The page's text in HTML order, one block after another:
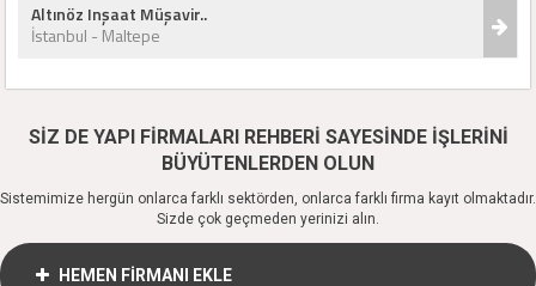
Altınöz Inşaat Müşavir..
İstanbul - Maltepe
SİZ DE YAPI FİRMALARI REHBERİ SAYESİNDE İŞLERİNİ
BÜYÜTENLERDEN OLUN
Sistemimize hergün onlarca farklı sektörden, onlarca farklı firma kayıt olmaktadır.
Sizde çok geçmeden yerinizi alın.
HEMEN FİRMANI EKLE